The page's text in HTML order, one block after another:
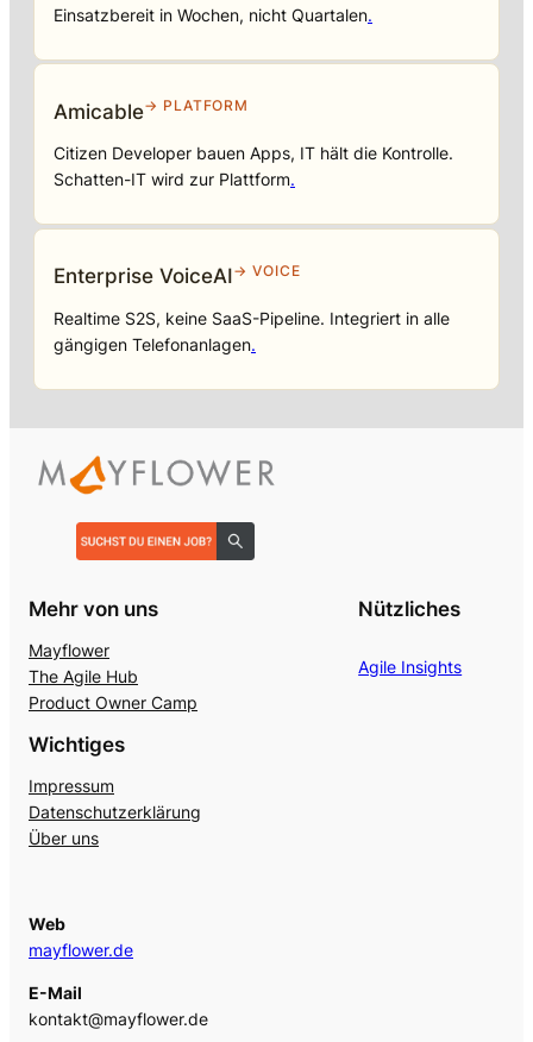
Einsatzbereit in Wochen, nicht Quartalen.
Amicable→ PLATFORM
Citizen Developer bauen Apps, IT hält die Kontrolle.
Schatten-IT wird zur Plattform.
Enterprise VoiceAI→ VOICE
Realtime S2S, keine SaaS-Pipeline. Integriert in alle
gängigen Telefonanlagen.
Mehr von uns
Mayflower
The Agile Hub
Product Owner Camp
Nützliches
Agile Insights
Wichtiges
Impressum
Datenschutzerklärung
Über uns
Web
mayflower.de
E-Mail
kontakt@mayflower.de